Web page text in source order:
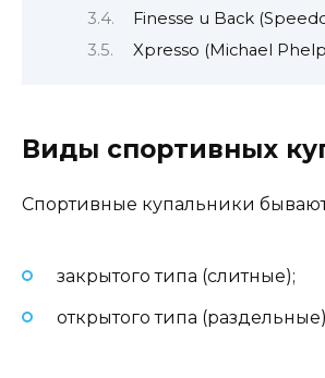
Finesse u Back
Xpresso (Michael
Виды спортивных
Спортивные купальники
закрытого типа (слитные);
открытого типа